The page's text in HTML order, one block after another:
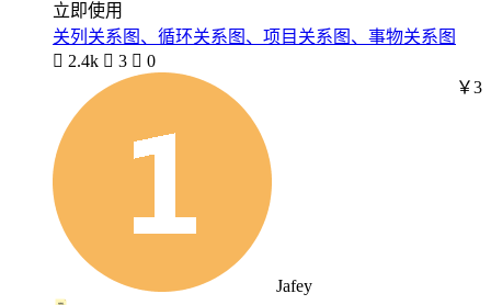
立即使用
关列关系图、循环关系图、项目关系图、事物关系图
 2.4k  3  0
Jafey
￥3